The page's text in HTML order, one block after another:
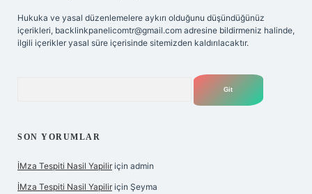
Hukuka ve yasal düzenlemelere aykırı olduğunu düşündüğünüz
içerikleri, backlinkpanelicomtr@gmail.com adresine bildirmeniz halinde,
ilgili içerikler yasal süre içerisinde sitemizden kaldırılacaktır.
SON YORUMLAR
İMza Tespiti Nasil Yapilir için admin
İMza Tespiti Nasil Yapilir için Şeyma